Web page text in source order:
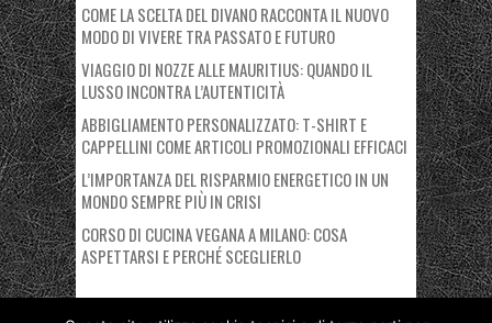
COME LA SCELTA DEL DIVANO RACCONTA IL NUOVO
MODO DI VIVERE TRA PASSATO E FUTURO
VIAGGIO DI NOZZE ALLE MAURITIUS: QUANDO IL
LUSSO INCONTRA L’AUTENTICITÀ
ABBIGLIAMENTO PERSONALIZZATO: T-SHIRT E
CAPPELLINI COME ARTICOLI PROMOZIONALI EFFICACI
L’IMPORTANZA DEL RISPARMIO ENERGETICO IN UN
MONDO SEMPRE PIÙ IN CRISI
CORSO DI CUCINA VEGANA A MILANO: COSA
ASPETTARSI E PERCHÉ SCEGLIERLO